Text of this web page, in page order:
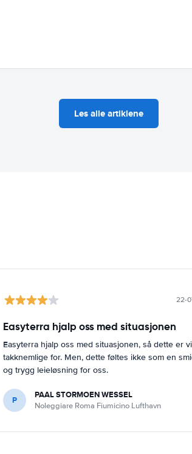
Les alle artiklene
22-
Easyterra hjalp oss med situasjonen
Easyterra hjalp oss med situasjonen, så dette er vi
takknemlige for. Men, dette føltes ikke som en
og trygg leieløsning for oss.
P PAAL STORMOEN WESSEL
Noleggiare Roma Fiumicino Lufthavn